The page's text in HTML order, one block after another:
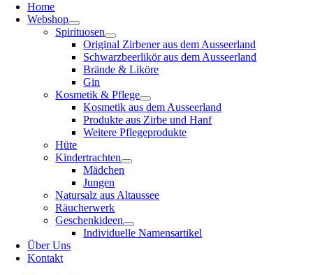
Home
Webshop
Spirituosen
Original Zirbener aus dem Ausseerland
Schwarzbeerlikör aus dem Ausseerland
Brände & Liköre
Gin
Kosmetik & Pflege
Kosmetik aus dem Ausseerland
Produkte aus Zirbe und Hanf
Weitere Pflegeprodukte
Hüte
Kindertrachten
Mädchen
Jungen
Natursalz aus Altaussee
Räucherwerk
Geschenkideen
Individuelle Namensartikel
Über Uns
Kontakt